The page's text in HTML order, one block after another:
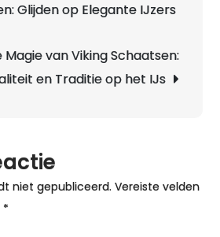
Glijden op Elegante IJzers
van Viking Schaatsen:
en Traditie op het IJs
niet gepubliceerd. Vereiste velden
*